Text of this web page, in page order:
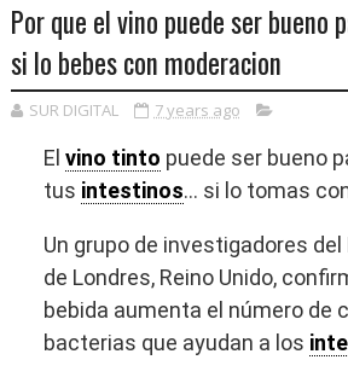
Por que el vino puede ser
si lo bebes con moderacion
SUR DIGITAL 7 years ago
El vino tinto puede ser bueno
tus intestinos… si lo tomas
Un grupo de investigadores del
de Londres, Reino Unido,
bebida aumenta el número de
bacterias que ayudan a los